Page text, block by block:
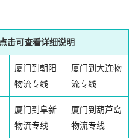
击可查看详细说明
厦门到朝阳
物流专线
厦门到大连物
流专线
厦门到阜新
物流专线
厦门到葫芦岛
物流专线